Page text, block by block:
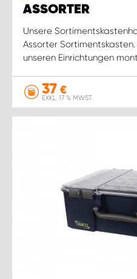
ASSORTER
Unsere
Assorter
unseren Einrichtungen
37 €
EXKL. 17 % MWST.